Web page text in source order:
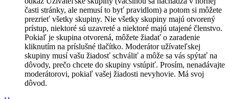
časti stránky, ale nemusí to byť pravidlom) a potom si môžete
prezrieť všetky skupiny. Nie všetky skupiny majú otvorený
prístup, niektoré sú uzavreté a niektoré majú utajené členstvo.
Pokiaľ je skupina otvorená, môžete žiadať o zaradenie
kliknutím na príslušné tlačítko. Moderátor užívateľskej
skupiny musí vašu žiadosť schváliť a môže sa vás spýtať na
dôvody, prečo chcete do skupiny vstúpiť. Prosím, nenadávajte
moderátorovi, pokiaľ vašej žiadosti nevyhovie. Má svoj
dôvod.